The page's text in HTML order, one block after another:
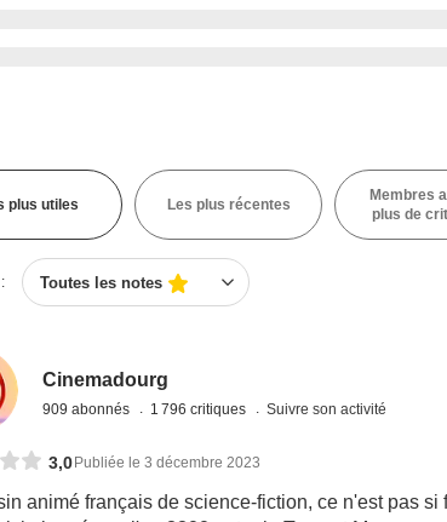
plus utiles Les plus récentes
Membres
plus de
Toutes les notes
Cinemadourg
909 abonnés 1 796 critiques Suivre son activité
3,0 Publiée le 3 décembre 2023
animé français de science-fiction, ce n'est pas si